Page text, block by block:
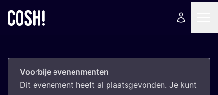
Voorbije evenenmenten
Dit eve­ne­ment heeft al plaats­ge­von­den. Je kunt